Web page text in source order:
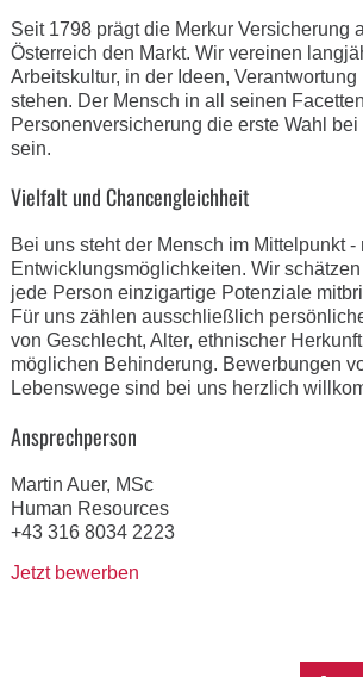
Seit 1798 prägt die Merkur Versicherung
Österreich den Markt. Wir vereinen
Arbeitskultur, in der Ideen,
stehen. Der Mensch in all seinen
Personenversicherung die erste Wahl
sein.
Vielfalt und Chancengleichheit
Bei uns steht der Mensch im Mittelpunkt
Entwicklungsmöglichkeiten. Wir
jede Person einzigartige Potenziale
Für uns zählen ausschließlich
von Geschlecht, Alter, ethnischer
möglichen Behinderung. Bewerbungen
Lebenswege sind bei uns herzlich
Ansprechperson
Martin Auer, MSc
Human Resources
+43 316 8034 2223
Jetzt bewerben